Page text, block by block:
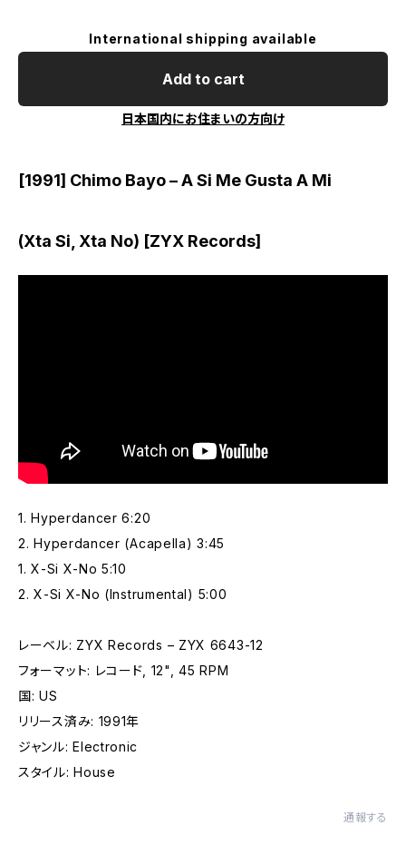
International shipping available
Add to cart
日本国内にお住まいの方向け
[1991] Chimo Bayo – A Si Me Gusta A Mi
(Xta Si, Xta No) [ZYX Records]
1. Hyperdancer 6:20
2. Hyperdancer (Acapella) 3:45
1. X-Si X-No 5:10
2. X-Si X-No (Instrumental) 5:00
レーベル: ZYX Records – ZYX 6643-12
フォーマット: レコード, 12", 45 RPM
国: US
リリース済み: 1991年
ジャンル: Electronic
スタイル: House
通報する